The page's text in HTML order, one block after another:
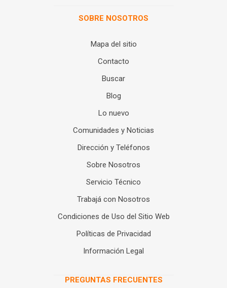
SOBRE NOSOTROS
Mapa del sitio
Contacto
Buscar
Blog
Lo nuevo
Comunidades y Noticias
Dirección y Teléfonos
Sobre Nosotros
Servicio Técnico
Trabajá con Nosotros
Condiciones de Uso del Sitio Web
Políticas de Privacidad
Información Legal
PREGUNTAS FRECUENTES